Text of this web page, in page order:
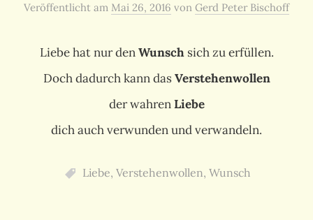
Veröffentlicht am Mai 26, 2016 von Gerd Peter Bischoff
Liebe hat nur denWunschsich zu erfüllen.
Doch dadurch kann dasVerstehenwollen
der wahrenLiebe
dich auch verwunden und verwandeln.
Liebe, Verstehenwollen, Wunsch